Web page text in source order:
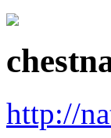
http://